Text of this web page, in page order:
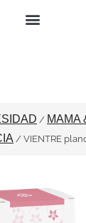
/ MAMA
/ VIENTRE